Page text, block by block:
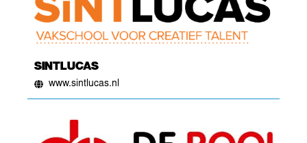
SINTLUCAS
www.sintlucas.nl